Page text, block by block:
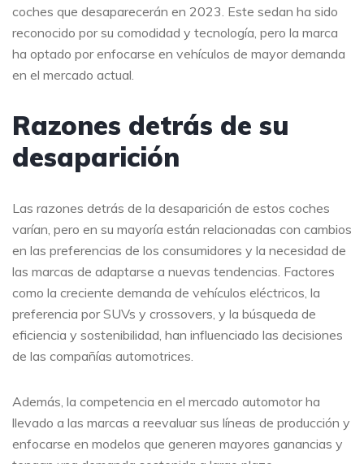
coches que desaparecerán en 2023. Este sedan ha sido
reconocido por su comodidad y tecnología, pero la marca
ha optado por enfocarse en vehículos de mayor demanda
en el mercado actual.
Razones detrás de su
desaparición
Las razones detrás de la desaparición de estos coches
varían, pero en su mayoría están relacionadas con cambios
en las preferencias de los consumidores y la necesidad de
las marcas de adaptarse a nuevas tendencias. Factores
como la creciente demanda de vehículos eléctricos, la
preferencia por SUVs y crossovers, y la búsqueda de
eficiencia y sostenibilidad, han influenciado las decisiones
de las compañías automotrices.
Además, la competencia en el mercado automotor ha
llevado a las marcas a reevaluar sus líneas de producción y
enfocarse en modelos que generen mayores ganancias y